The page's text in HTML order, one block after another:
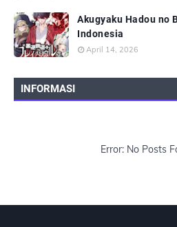
Akugyaku Hadou no
Indonesia
April 14, 2026
INFORMASI
Error: No Posts